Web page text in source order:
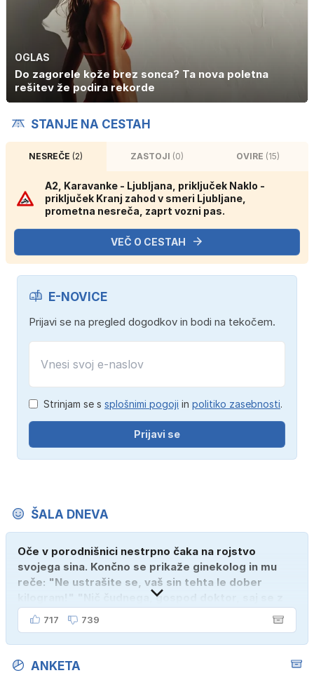
OGLAS
Do zagorele kože brez sonca? Ta nova poletna
rešitev že podira rekorde
STANJE NA CESTAH
NESREČE(2) ZASTOJI (0) OVIRE (15)
A2, Karavanke - Ljubljana, priključek Naklo -
priključek Kranj zahod v smeri Ljubljane,
prometna nesreča, zaprt vozni pas.
VEČ O CESTAH
E-NOVICE
Prijavi se na pregled dogodkov in bodi na tekočem.
Strinjam se s splošnimi pogoji in politiko zasebnosti.
Prijavi se
ŠALA DNEVA
Oče v porodnišnici nestrpno čaka na rojstvo
svojega sina. Končno se prikaže ginekolog in mu
reče: "Ne ustrašite se, vaš sin tehta le dober
kilogram!" "Nič čudnega, gospod doktor, saj se z
ženo poznava šele tri mesece."
717 739
ANKETA